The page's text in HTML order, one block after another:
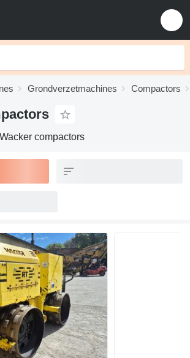
Grondverzetmachines Compactors
Wacker compactors